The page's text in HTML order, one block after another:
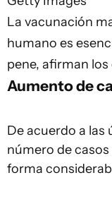
La vacunación
humano es
pene, afirman
Aumento de
De acuerdo a las
número de
forma